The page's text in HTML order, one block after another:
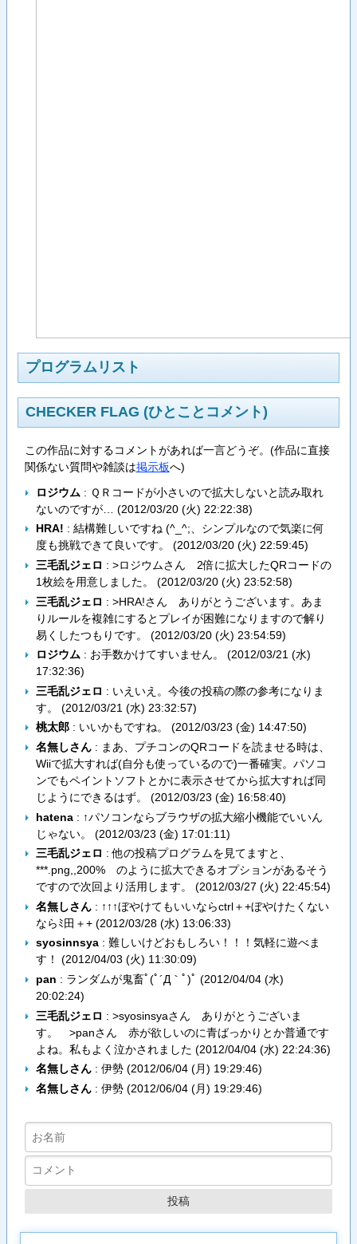
プログラムリスト
CHECKER FLAG (ひとことコメント)
この作品に対するコメントがあれば一言どうぞ。(作品に直接
関係ない質問や雑談は掲示板へ)
ロジウム : ＱＲコードが小さいので拡大しないと読み取れ
ないのですが… (2012/03/20 (火) 22:22:38)
HRA! : 結構難しいですね (^_^;、シンプルなので気楽に何
度も挑戦できて良いです。 (2012/03/20 (火) 22:59:45)
三毛乱ジェロ : >ロジウムさん 2倍に拡大したQRコードの
1枚絵を用意しました。 (2012/03/20 (火) 23:52:58)
三毛乱ジェロ : >HRA!さん ありがとうございます。あま
りルールを複雑にするとプレイが困難になりますので解り
易くしたつもりです。 (2012/03/20 (火) 23:54:59)
ロジウム : お手数かけてすいません。 (2012/03/21 (水)
17:32:36)
三毛乱ジェロ : いえいえ。今後の投稿の際の参考になりま
す。 (2012/03/21 (水) 23:32:57)
桃太郎: いいかもですね。 (2012/03/23 (金) 14:47:50)
名無しさん: まあ、プチコンのQRコードを読ませる時は、
Wiiで拡大すれば(自分も使っているので)一番確実。パソコ
ンでもペイントソフトとかに表示させてから拡大すれば同
じようにできるはず。 (2012/03/23 (金) 16:58:40)
hatena: ↑パソコンならブラウザの拡大縮小機能でいいん
じゃない。 (2012/03/23 (金) 17:01:11)
三毛乱ジェロ : 他の投稿プログラムを見てますと、
***.png,,200% のように拡大できるオプションがあるそう
ですので次回より活用します。 (2012/03/27 (火) 22:45:54)
名無しさん: ↑↑↑ぼやけてもいいならctrl＋+ぼやけたくない
ならﾐ田＋+ (2012/03/28 (水) 13:06:33)
syosinnsya: 難しいけどおもしろい！！！気軽に遊べま
す！ (2012/04/03 (火) 11:30:09)
pan : ランダムが鬼畜ﾟ(ﾟ´Д｀ﾟ)ﾟ (2012/04/04 (水)
20:02:24)
三毛乱ジェロ : >syosinsyaさん ありがとうございま
す。 >panさん 赤が欲しいのに青ばっかりとか普通です
よね。私もよく泣かされました (2012/04/04 (水) 22:24:36)
名無しさん: 伊勢 (2012/06/04 (月) 19:29:46)
名無しさん: 伊勢 (2012/06/04 (月) 19:29:46)